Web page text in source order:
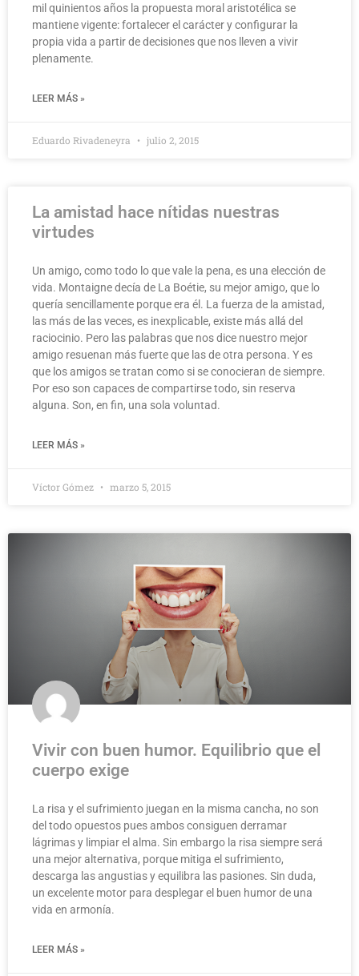
mil quinientos años la propuesta moral aristotélica se
mantiene vigente: fortalecer el carácter y configurar la
propia vida a partir de decisiones que nos lleven a vivir
plenamente.
LEER MÁS »
Eduardo Rivadeneyra julio 2, 2015
La amistad hace nítidas nuestras
virtudes
Un amigo, como todo lo que vale la pena, es una elección de
vida. Montaigne decía de La Boétie, su mejor amigo, que lo
quería sencillamente porque era él. La fuerza de la amistad,
las más de las veces, es inexplicable, existe más allá del
raciocinio. Pero las palabras que nos dice nuestro mejor
amigo resuenan más fuerte que las de otra persona. Y es
que los amigos se tratan como si se conocieran de siempre.
Por eso son capaces de compartirse todo, sin reserva
alguna. Son, en fin, una sola voluntad.
LEER MÁS »
Víctor Gómez marzo 5, 2015
Vivir con buen humor. Equilibrio que el
cuerpo exige
La risa y el sufrimiento juegan en la misma cancha, no son
del todo opuestos pues ambos consiguen derramar
lágrimas y limpiar el alma. Sin embargo la risa siempre será
una mejor alternativa, porque mitiga el sufrimiento,
descarga las angustias y equilibra las pasiones. Sin duda,
un excelente motor para desplegar el buen humor de una
vida en armonía.
LEER MÁS »